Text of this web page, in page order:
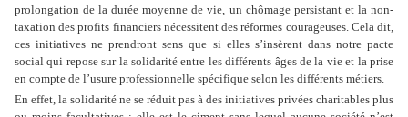
prolongation de la durée moyenne de vie, un chômage persistant et la non-
taxation des profits financiers nécessitent des réformes courageuses. Cela dit,
ces initiatives ne prendront sens que si elles s’insèrent dans notre pacte
social qui repose sur la solidarité entre les différents âges de la vie et la prise
en compte de l’usure professionnelle spécifique selon les différents métiers.
En effet, la solidarité ne se réduit pas à des initiatives privées charitables plus